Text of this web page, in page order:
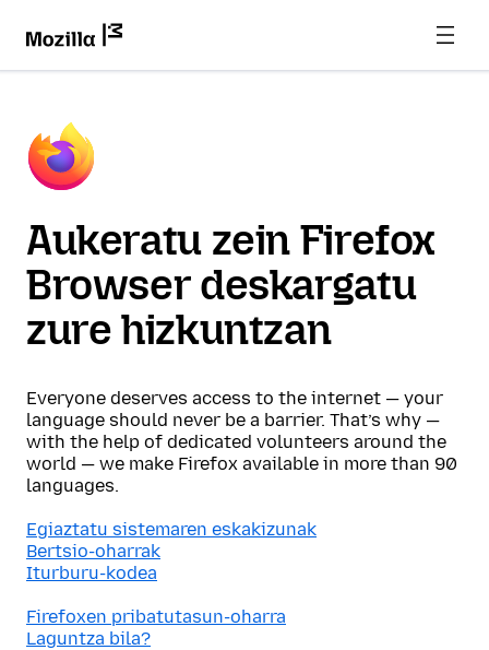
Aukeratu zein Firefox
Browser deskargatu
zure hizkuntzan
Everyone deserves access to the internet — your
language should never be a barrier. That’s why —
with the help of dedicated volunteers around the
world — we make Firefox available in more than 90
languages.
Egiaztatu sistemaren eskakizunak
Bertsio-oharrak
Iturburu-kodea
Firefoxen pribatutasun-oharra
Laguntza bila?